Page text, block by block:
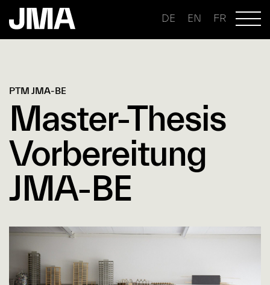
DE EN FR
PTM JMA-BE
Master-Thesis
Vorbereitung
JMA-BE